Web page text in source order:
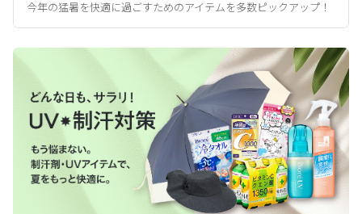
今年の猛暑を快適に過ごすためのアイテムを多数ピックアップ！